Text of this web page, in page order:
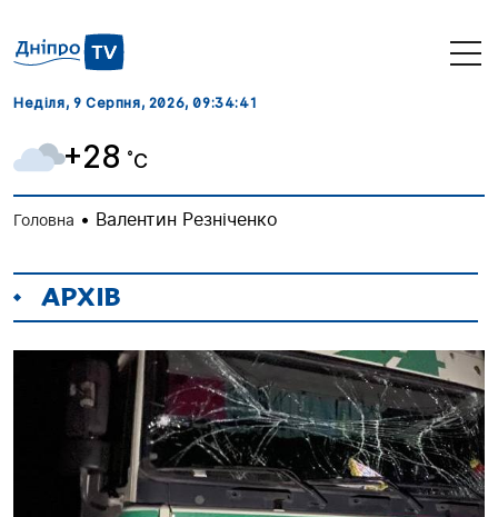
Неділя, 9 Серпня, 2026, 09:34:43
+28 ˚C
Головна • Валентин Резніченко
АРХІВ